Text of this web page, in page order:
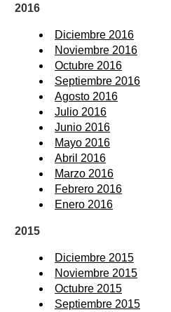
2016
Diciembre 2016
Noviembre 2016
Octubre 2016
Septiembre 2016
Agosto 2016
Julio 2016
Junio 2016
Mayo 2016
Abril 2016
Marzo 2016
Febrero 2016
Enero 2016
2015
Diciembre 2015
Noviembre 2015
Octubre 2015
Septiembre 2015